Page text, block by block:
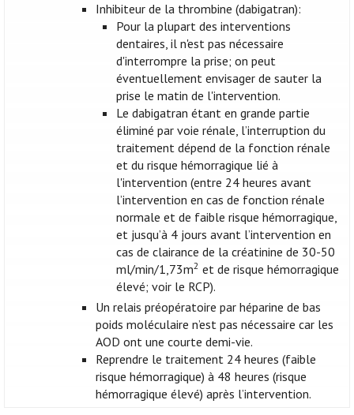
Inhibiteur de la thrombine (dabigatran):
Pour la plupart des interventions
dentaires, il n'est pas nécessaire
d'interrompre la prise; on peut
éventuellement envisager de sauter la
prise le matin de l'intervention.
Le dabigatran étant en grande partie
éliminé par voie rénale, l’interruption du
traitement dépend de la fonction rénale
et du risque hémorragique lié à
l'intervention (entre 24 heures avant
l’intervention en cas de fonction rénale
normale et de faible risque hémorragique,
et jusqu’à 4 jours avant l’intervention en
cas de clairance de la créatinine de 30-50
ml/min/1,73m2 et de risque hémorragique
élevé; voir le RCP).
Un relais préopératoire par héparine de bas
poids moléculaire n’est pas nécessaire car les
AOD ont une courte demi-vie.
Reprendre le traitement 24 heures (faible
risque hémorragique) à 48 heures (risque
hémorragique élevé) après l’intervention.